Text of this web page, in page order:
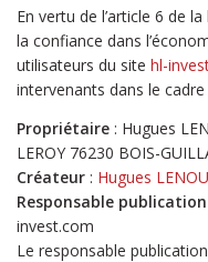
En vertu de l’article 6 de
la confiance dans
utilisateurs du site hl-
intervenants dans le
Propriétaire : Hugues
LEROY 76230 BOIS-
Créateur : Hugues
Responsable publication
invest.com
Le responsable